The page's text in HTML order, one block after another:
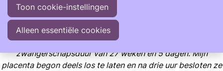
Door Petra (moeder van Jordan)
Onze zoon Jordan is geboren op 17 mei 2023 met een
zwangerschapsduur van 27 weken en 5 dagen. Mijn
placenta begon deels los te laten en na drie uur besloten ze
Toon cookie-instellingen
Alleen essentiële cookies